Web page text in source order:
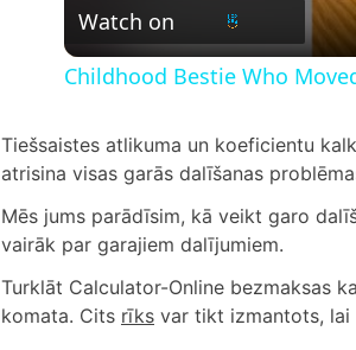
Watch on
Childhood Bestie Who
Tiešsaistes atlikuma un koeficientu
atrisina visas garās dalīšanas
Mēs jums parādīsim, kā veikt garo
vairāk par garajiem dalījumiem.
Turklāt Calculator-Online bezmaksas
komata. Cits rīks var tikt izmantots, lai